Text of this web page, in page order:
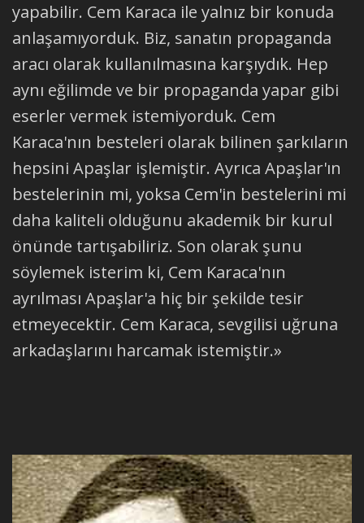
yapabilir. Cem Karaca ile yalnız bir konuda
anlaşamıyorduk. Biz, sanatın propaganda
aracı olarak kullanılmasına karşıydık. Hep
aynı eğilimde ve bir propaganda yapar gibi
eserler vermek istemiyorduk. Cem
Karaca'nın besteleri olarak bilinen şarkıların
hepsini Apaşlar işlemiştir. Ayrıca Apaşlar'ın
bestelerinin mi, yoksa Cem'in bestelerini mi
daha kaliteli olduğunu akademik bir kurul
önünde tartışabiliriz. Son olarak şunu
söylemek isterim ki, Cem Karaca'nın
ayrılması Apaşlar'a hiç bir şekilde tesir
etmeyecektir. Cem Karaca, sevgilisi uğruna
arkadaşlarını harcamak istemiştir.»